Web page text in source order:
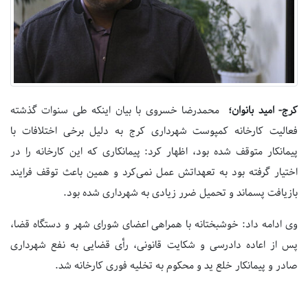
کرج- امید بانوان؛ محمدرضا خسروی با بیان اینکه طی سنوات گذشته
فعالیت کارخانه کمپوست شهرداری کرج به دلیل برخی اختلافات با
پیمانکار متوقف شده بود، اظهار کرد: پیمانکاری که این کارخانه را در
اختیار گرفته بود به تعهداتش عمل نمی‌کرد و همین باعث توقف فرایند
بازیافت پسماند و تحمیل ضرر زیادی به شهرداری شده بود.
وی ادامه داد: خوشبختانه با همراهی اعضای شورای شهر و دستگاه قضا،
پس از اعاده دادرسی و شکایت قانونی، رأی قضایی به نفع شهرداری
صادر و پیمانکار خلع ید و محکوم به تخلیه فوری کارخانه شد.